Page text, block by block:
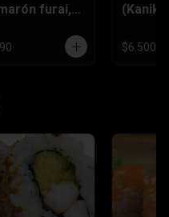
furai,
$6.500